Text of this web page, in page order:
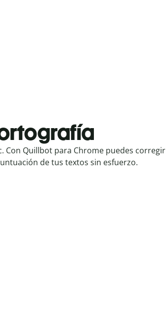
Con Quillbot para Chrome puedes corregir
de tus textos sin esfuerzo.